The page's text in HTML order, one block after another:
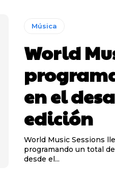
Música
World
en el
edición
World Music Sessions
programando un total
desde el...